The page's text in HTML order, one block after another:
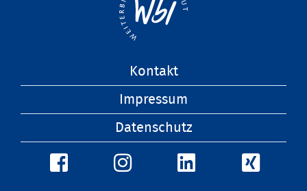
Kontakt
Impressum
Datenschutz